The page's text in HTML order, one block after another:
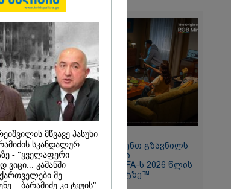
11:13 / 05-08-2026
Hisense წარმოგიდგენთ გზავნილს
"ინოვაციები უკეთესი
ცხოვრებისათვის" FIFA-ს 2026 წლის
მსოფლიო ჩემპიონატზე™
მწვავე პასუხი
სკანდალურ
- "ყველაფერი
კამანში
მე
ბარამიძე კი ტყუის"